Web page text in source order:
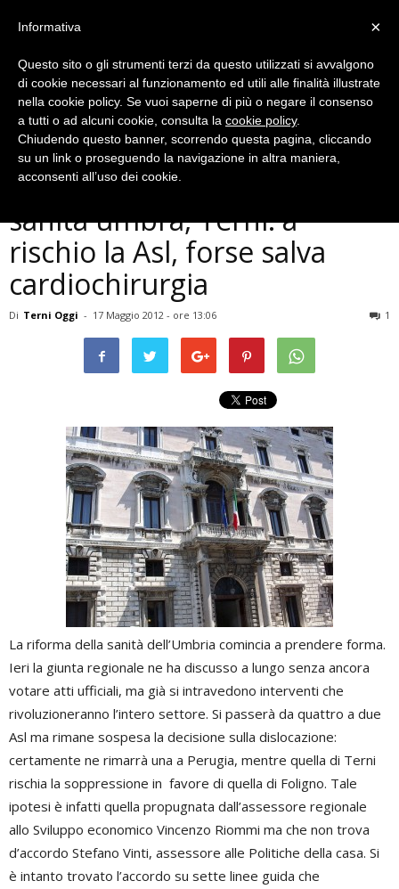
Politica
Verso la maxiriforma della
sanità umbra, Terni: a
rischio la Asl, forse salva
cardiochirurgia
Di Terni Oggi - 17 Maggio 2012 - ore 13:06 1
La riforma della sanità dell’Umbria comincia a prendere forma.
Ieri la giunta regionale ne ha discusso a lungo senza ancora
votare atti ufficiali, ma già si intravedono interventi che
rivoluzioneranno l’intero settore. Si passerà da quattro a due
Asl ma rimane sospesa la decisione sulla dislocazione:
certamente ne rimarrà una a Perugia, mentre quella di Terni
rischia la soppressione in favore di quella di Foligno. Tale
ipotesi è infatti quella propugnata dall’assessore regionale
allo Sviluppo economico Vincenzo Riommi ma che non trova
d’accordo Stefano Vinti, assessore alle Politiche della casa. Si
è intanto trovato l’accordo su sette linee guida che
×
Informativa
Questo sito o gli strumenti terzi da questo utilizzati si avvalgono
di cookie necessari al funzionamento ed utili alle finalità illustrate
nella cookie policy. Se vuoi saperne di più o negare il consenso
a tutti o ad alcuni cookie, consulta la cookie policy.
Chiudendo questo banner, scorrendo questa pagina, cliccando
su un link o proseguendo la navigazione in altra maniera,
acconsenti all’uso dei cookie.